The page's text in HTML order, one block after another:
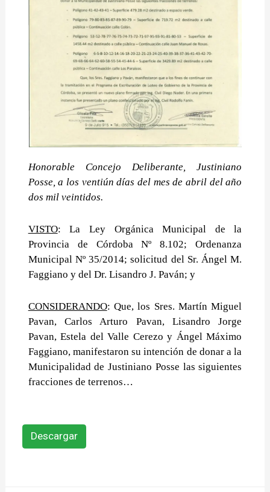
Honorable Concejo Deliberante, Justiniano
Posse, a los ventiún días del mes de abril del año
dos mil veintidos.
VISTO: La Ley Orgánica Municipal de la
Provincia de Córdoba Nº 8.102; Ordenanza
Municipal Nº 35/2014; solicitud del Sr. Ángel M.
Faggiano y del Dr. Lisandro J. Paván; y
CONSIDERANDO: Que, los Sres. Martín Miguel
Pavan, Carlos Arturo Pavan, Lisandro Jorge
Pavan, Estela del Valle Cerezo y Ángel Máximo
Faggiano, manifestaron su intención de donar a la
Municipalidad de Justiniano Posse las siguientes
fracciones de terrenos…
Descargar